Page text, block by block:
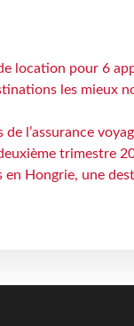
location pour 6
les mieux
l’assurance
trimestre
en Hongrie, une